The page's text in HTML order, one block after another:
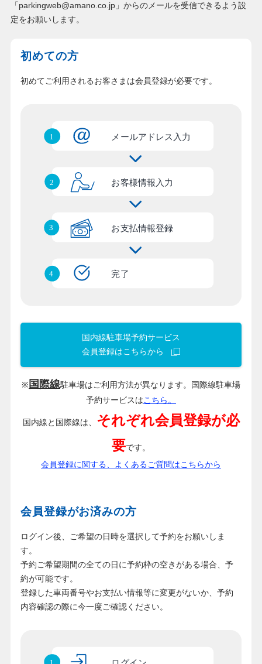
「parkingweb@amano.co.jp」からのメールを受信できるよう設
定をお願いします。
初めての方
初めてご利用されるお客さまは会員登録が必要です。
国内線駐車場予約サービス
会員登録はこちらから
※ 国際線駐車場はご利用方法が異なります。国際線駐車場
予約サービスはこちら。
国内線と国際線は、 それぞれ会員登録が必
要です。
会員登録に関する、よくあるご質問はこちらから
会員登録がお済みの方
ログイン後、ご希望の日時を選択して予約をお願いしま
す。
予約ご希望期間の全ての日に予約枠の空きがある場合、予
約が可能です。
登録した車両番号やお支払い情報等に変更がないか、予約
内容確認の際に今一度ご確認ください。